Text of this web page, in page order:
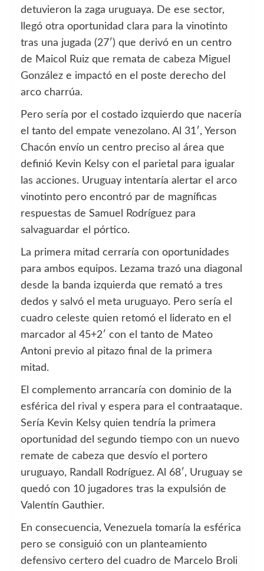
detuvieron la zaga uruguaya. De ese sector,
llegó otra oportunidad clara para la vinotinto
tras una jugada (27′) que derivó en un centro
de Maicol Ruiz que remata de cabeza Miguel
González e impactó en el poste derecho del
arco charrúa.
Pero sería por el costado izquierdo que nacería
el tanto del empate venezolano. Al 31′, Yerson
Chacón envío un centro preciso al área que
definió Kevin Kelsy con el parietal para igualar
las acciones. Uruguay intentaría alertar el arco
vinotinto pero encontró par de magníficas
respuestas de Samuel Rodríguez para
salvaguardar el pórtico.
La primera mitad cerraría con oportunidades
para ambos equipos. Lezama trazó una diagonal
desde la banda izquierda que remató a tres
dedos y salvó el meta uruguayo. Pero sería el
cuadro celeste quien retomó el liderato en el
marcador al 45+2′ con el tanto de Mateo
Antoni previo al pitazo final de la primera
mitad.
El complemento arrancaría con dominio de la
esférica del rival y espera para el contraataque.
Sería Kevin Kelsy quien tendría la primera
oportunidad del segundo tiempo con un nuevo
remate de cabeza que desvío el portero
uruguayo, Randall Rodríguez. Al 68′, Uruguay se
quedó con 10 jugadores tras la expulsión de
Valentín Gauthier.
En consecuencia, Venezuela tomaría la esférica
pero se consiguió con un planteamiento
defensivo certero del cuadro de Marcelo Broli